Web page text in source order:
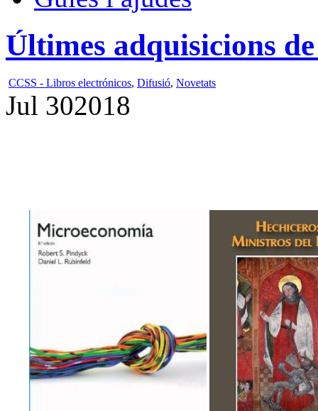
Últimes adquisicions
CCSS - Libros electrónicos, Difusió, Novetats
Jul 302018